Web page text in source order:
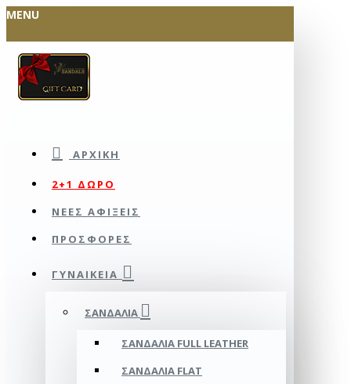
MENU
ΑΡΧΙΚΉ
2+1 ΔΩΡΟ
ΝΕΕΣ ΑΦΙΞΕΙΣ
ΠΡΟΣΦΟΡΕΣ
ΓΥΝΑΙΚΕΊΑ
ΣΑΝΔΆΛΙΑ
ΣΑΝΔΆΛΙΑ FULL LEATHER
ΣΑΝΔΆΛΙΑ FLAT